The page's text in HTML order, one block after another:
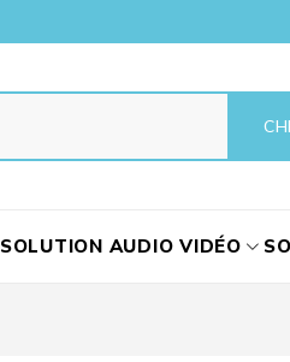
SOLUTION AUDIO VIDÉO